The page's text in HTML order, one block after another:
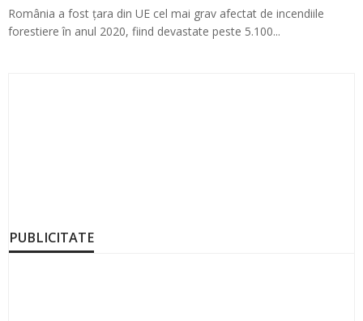
România a fost țara din UE cel mai grav afectat de incendiile
forestiere în anul 2020, fiind devastate peste 5.100...
PUBLICITATE